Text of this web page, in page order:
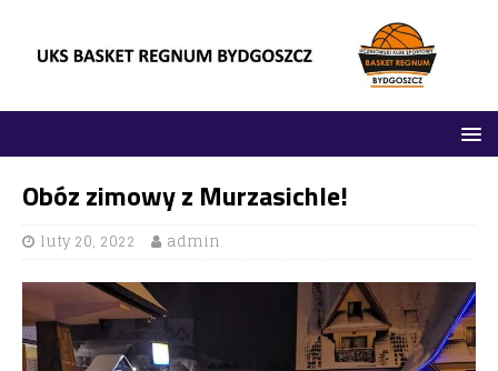
Obóz zimowy z Murzasichle!
luty 20, 2022 admin